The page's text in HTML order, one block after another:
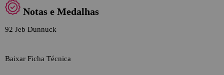
Notas e Medalhas
92 Jeb Dunnuck
Baixar Ficha Técnica